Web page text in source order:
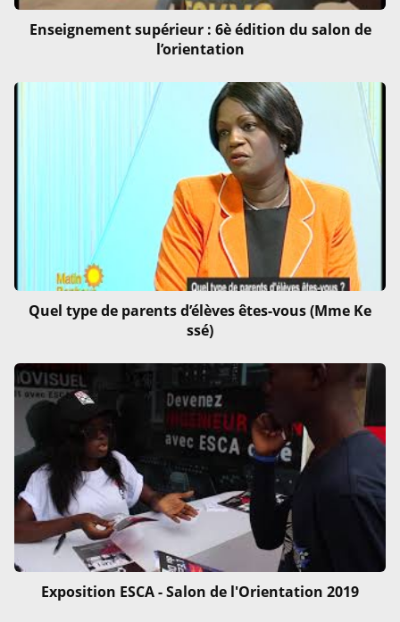
Enseignement supérieur : 6è édition du salon de
l’orientation
Quel type de parents d’élèves êtes-vous (Mme Ke
ssé)
Exposition ESCA - Salon de l'Orientation 2019